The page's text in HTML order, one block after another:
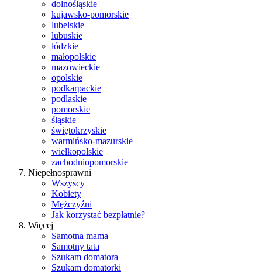
dolnośląskie
kujawsko-pomorskie
lubelskie
lubuskie
łódzkie
małopolskie
mazowieckie
opolskie
podkarpackie
podlaskie
pomorskie
śląskie
świętokrzyskie
warmińsko-mazurskie
wielkopolskie
zachodniopomorskie
Niepełnosprawni
Wszyscy
Kobiety
Mężczyźni
Jak korzystać bezpłatnie?
Więcej
Samotna mama
Samotny tata
Szukam domatora
Szukam domatorki